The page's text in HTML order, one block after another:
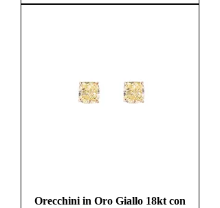
Orecchini in Oro Giallo 18kt con